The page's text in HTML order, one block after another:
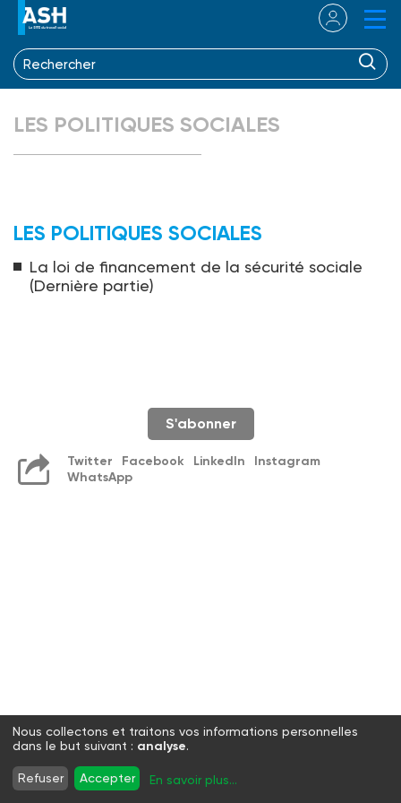
LES POLITIQUES SOCIALES
LES POLITIQUES SOCIALES
La loi de financement de la sécurité sociale
(Dernière partie)
S'abonner
Twitter Facebook LinkedIn
Instagram
WhatsApp
Nous collectons et traitons vos informations personnelles
dans le but suivant : analyse.
Refuser Accepter En savoir plus...